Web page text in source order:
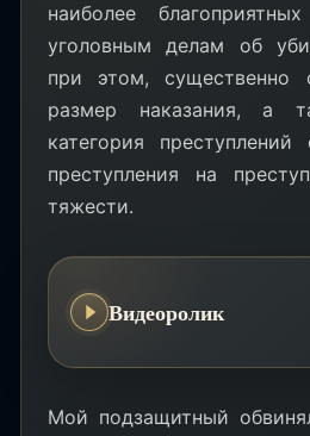
наиболее
уголовным делам об
при этом, существенно
размер наказания, а
категория
преступления на
тяжести.
Видеоролик
Мой подзащитный